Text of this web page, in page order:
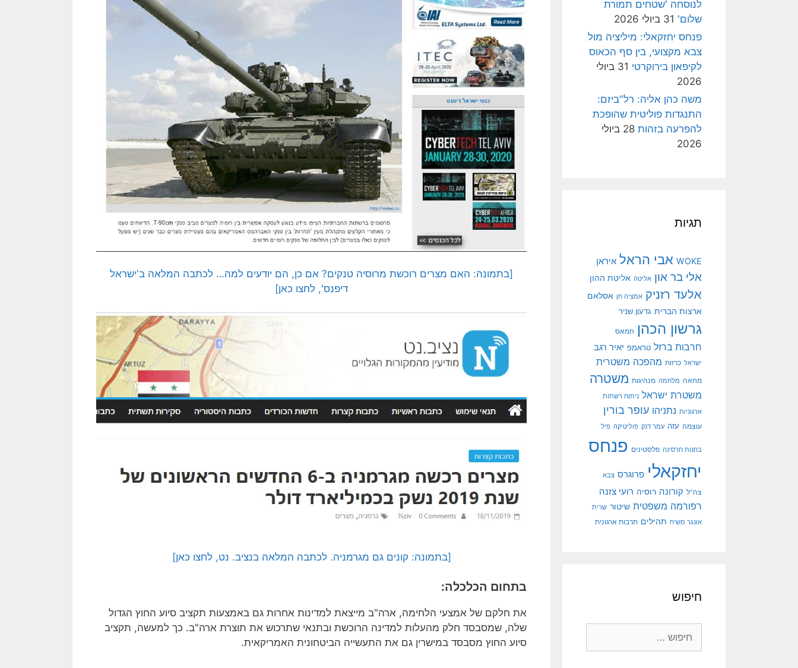
[בתמונה: האם מצרים רוכשת מרוסיה טנקים? אם כן, הם יודעים למה… לכתבה המלאה ב'ישראל
דיפנס', לחצו כאן]
[בתמונה: קונים גם מגרמניה. לכתבה המלאה בנציב. נט, לחצו כאן]
בתחום הכלכלה:
את חלקם של אמצעי הלחימה, ארה"ב מייצאת למדינות אחרות גם באמצעות תקציב סיוע החוץ הגדול
שלה, שמסבסד חלק מהעלות למדינה הרוכשת ובתנאי שתרכוש את תוצרת ארה"ב. כך למעשה, תקציב
סיוע החוץ מסבסד במישרין גם את התעשייה הביטחונית האמריקאית.
לנוסחה 'שטחים תמורת
שלום' 31 ביולי 2026
פנחס יחזקאלי: מיליציה מול
צבא מקצועי, בין סף הכאוס
לקיפאון בירוקרטי
31 ביולי
2026
משה כהן אליה: רל"ביזם:
התנגדות פוליטית שהופכת
להפרעה בזהות
28 ביולי
2026
תגיות
WOKE אבי הראל איראן
אלי בר און אליטה אליטת ההון
אלעד רזניק אמציה חן אסלאם
ארצות הברית גדעון שניר
גרשון הכהן חמאס
חרבות ברזל טראמפ יאיר רגב
ישראל כרזות מהפכה משטרית
מחאה מלחמה מנהיגות משטרה
משטרת ישראל ניתוח רשתות
ארגוניות נתניהו עופר בורין
עוצמה עזה עמר דנק פוליטיקה פיל
בחנות חרסינה פלסטינים פנחס
יחזקאלי פרוגרס צבא
צה"ל קורונה רוסיה רועי צזנה
רפורמה משפטית שיטור שרית
אונגר משיח תהילים תרבות ארגונית
חיפוש